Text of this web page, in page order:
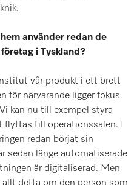
använder redan de
i Tyskland?
vår produkt i ett brett
för närvarande ligger fokus
kan nu till exempel styra
flyttas till operationssalen. I
redan börjat sin
sedan länge automatiserade
är digitaliserad. Men